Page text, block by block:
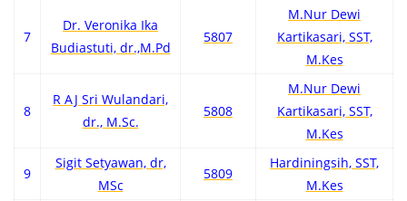
7
Dr. Veronika Ika
Budiastuti, dr.,M.Pd
5807
M.Nur Dewi
Kartikasari, SST,
M.Kes
8
R AJ Sri Wulandari,
dr., M.Sc.
5808
M.Nur Dewi
Kartikasari, SST,
M.Kes
9
Sigit Setyawan, dr,
MSc
5809
Hardiningsih, SST,
M.Kes